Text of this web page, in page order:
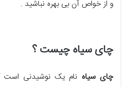
و از خواص آن بی بهره نباشید .
چای سیاه چیست ؟
چای سیاه نام یک نوشیدنی است